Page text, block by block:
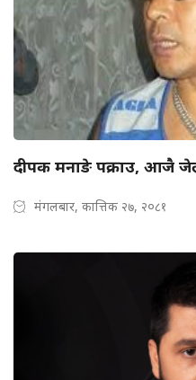
दीपक मनाङे पक्राउ, आजै
मंगलबार, कात्तिक २७, २०८१